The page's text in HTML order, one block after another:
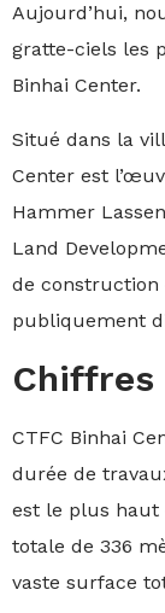
Aujourd’hui,
gratte-ciels les
Binhai Center.
Situé dans la
Center est
Hammer
Land
de construction
publiquement
Chiffres
CTFC Binhai
durée de
est le plus haut
totale de 336
vaste surface